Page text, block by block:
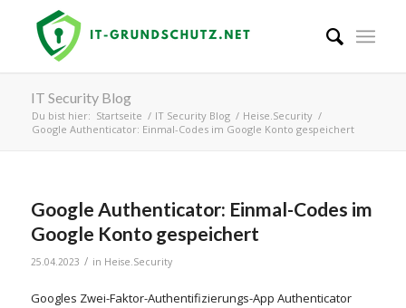
IT Security Blog
Du bist hier: Startseite / IT Security Blog / Heise.Security /
Google Authenticator: Einmal-Codes im Google Konto gespeichert
Google Authenticator: Einmal-Codes im
Google Konto gespeichert
25.04.2023 / in Heise.Security
Googles Zwei-Faktor-Authentifizierungs-App Authenticator